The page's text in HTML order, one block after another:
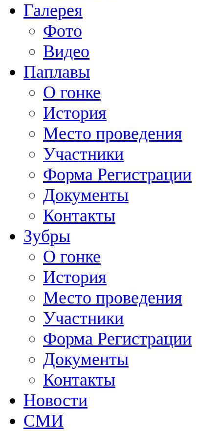
Галерея
Фото
Видео
Паплавы
О гонке
История
Место проведения
Участники
Форма Регистрации
Документы
Контакты
Зубры
О гонке
История
Место проведения
Участники
Форма Регистрации
Документы
Контакты
Новости
СМИ